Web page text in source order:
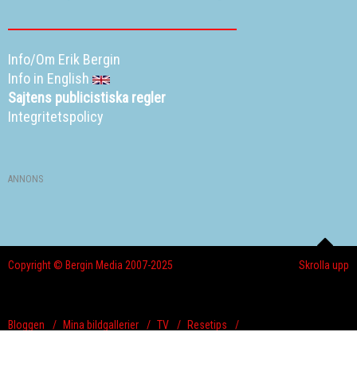
Info/Om Erik Bergin
Info in English
Sajtens publicistiska regler
Integritetspolicy
ANNONS
Skrolla upp
Copyright © Bergin Media 2007-2025
Bloggen Mina bildgallerier TV
Resetips